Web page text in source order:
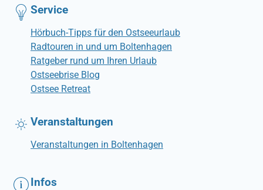
Service
Hörbuch-Tipps für den Ostseeurlaub
Radtouren in und um Boltenhagen
Ratgeber rund um Ihren Urlaub
Ostseebrise Blog
Ostsee Retreat
Veranstaltungen
Veranstaltungen in Boltenhagen
Infos